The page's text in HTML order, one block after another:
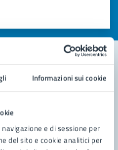
Informazioni sui cookie
e di sessione per
del sito e cookie analitici per
(da 1 a 5 stelle)
per valutare la chiarezza delle
su 5
5